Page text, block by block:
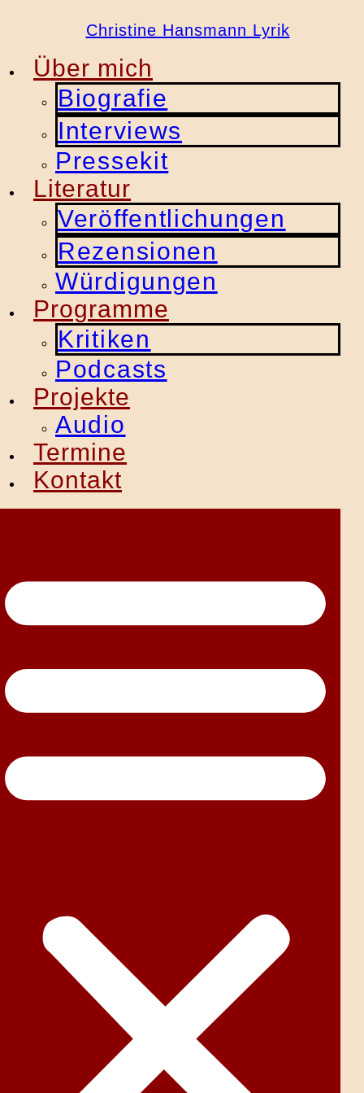
Christine Hansmann Lyrik
Über mich
Biografie
Interviews
Pressekit
Literatur
Veröffentlichungen
Rezensionen
Würdigungen
Programme
Kritiken
Podcasts
Projekte
Audio
Termine
Kontakt